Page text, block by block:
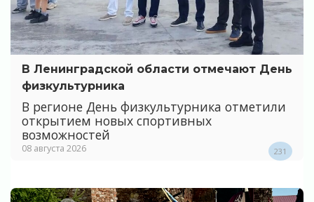
В Ленинградской области отмечают День
физкультурника
В регионе День физкультурника отметили
открытием новых спортивных
возможностей
08 августа 2026 231